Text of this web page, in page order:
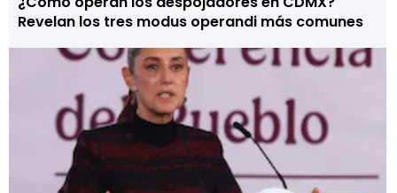
Revelan los tres modus operandi más comunes